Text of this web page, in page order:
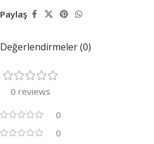
Paylaş
Değerlendirmeler (0)
0 reviews
0
0